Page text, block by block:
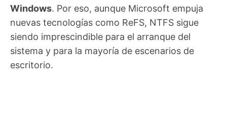
Windows. Por eso, aunque Microsoft empuja
nuevas tecnologías como ReFS, NTFS sigue
siendo imprescindible para el arranque del
sistema y para la mayoría de escenarios de
escritorio.